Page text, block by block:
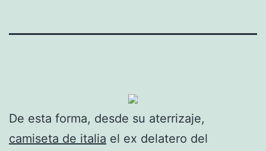
De esta forma, desde su aterrizaje,
camiseta de italia el ex delatero del